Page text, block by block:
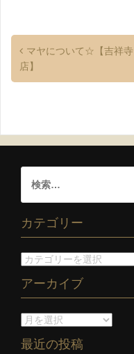
マヤについて☆【吉祥寺
店】
カテゴリー
アーカイブ
最近の投稿